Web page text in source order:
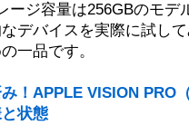
ージ容量は256GBのモデ
デバイスを実際に試し
一品です。
！APPLE VISION PRO
状態